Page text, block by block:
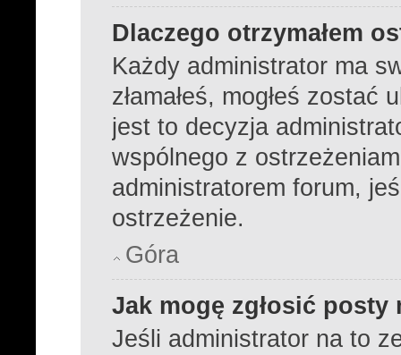
Dlaczego otrzymałem
Każdy administrator ma
złamałeś, mogłeś
jest to decyzja
wspólnego z
administratorem forum,
ostrzeżenie.
Góra
Jak mogę zgłosić
Jeśli administrator na to